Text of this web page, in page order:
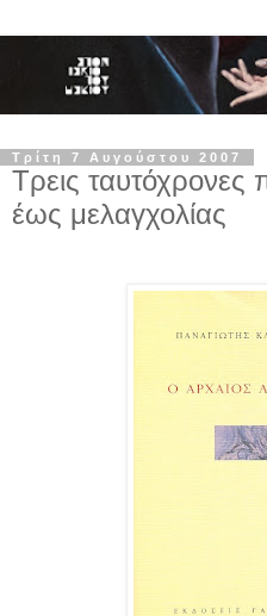
Τρίτη 7 Αυγούστου 2007
Τρεις ταυτόχρονες
έως μελαγχολίας